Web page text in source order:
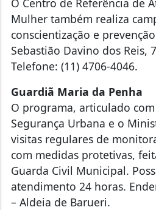
Mulher também realiza
conscientização e
Sebastião Davino dos Reis,
Telefone: (11) 4706-4046.
Guardiã Maria da Penha
O programa, articulado
Segurança Urbana e o
visitas regulares de
com medidas protetivas,
Guarda Civil Municipal.
atendimento 24 horas.
– Aldeia de Barueri.